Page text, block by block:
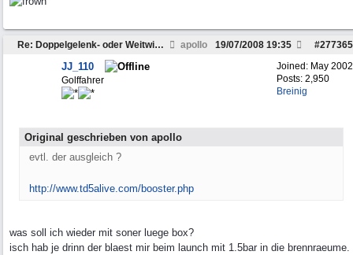
Re: Doppelgelenk- oder Weitwinkelwelle??? apollo #277365
19/07/2008 19:35
Joined: May 2002
Posts: 2,950
Breinig
JJ_110
Golffahrer
Original geschrieben von apollo
evtl. der ausgleich ?
http://www.td5alive.com/booster.php
was soll ich wieder mit soner luege box?
isch hab je drinn der blaest mir beim launch mit 1.5bar in die brennraeume.